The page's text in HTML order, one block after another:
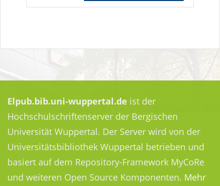
Elpub.bib.uni-wuppertal.de ist der
Hochschulschriftenserver der Bergischen
Universität Wuppertal. Der Server wird von der
Universitätsbibliothek Wuppertal betrieben und
basiert auf dem Repository-Framework MyCoRe
und weiteren Open Source Komponenten. Mehr